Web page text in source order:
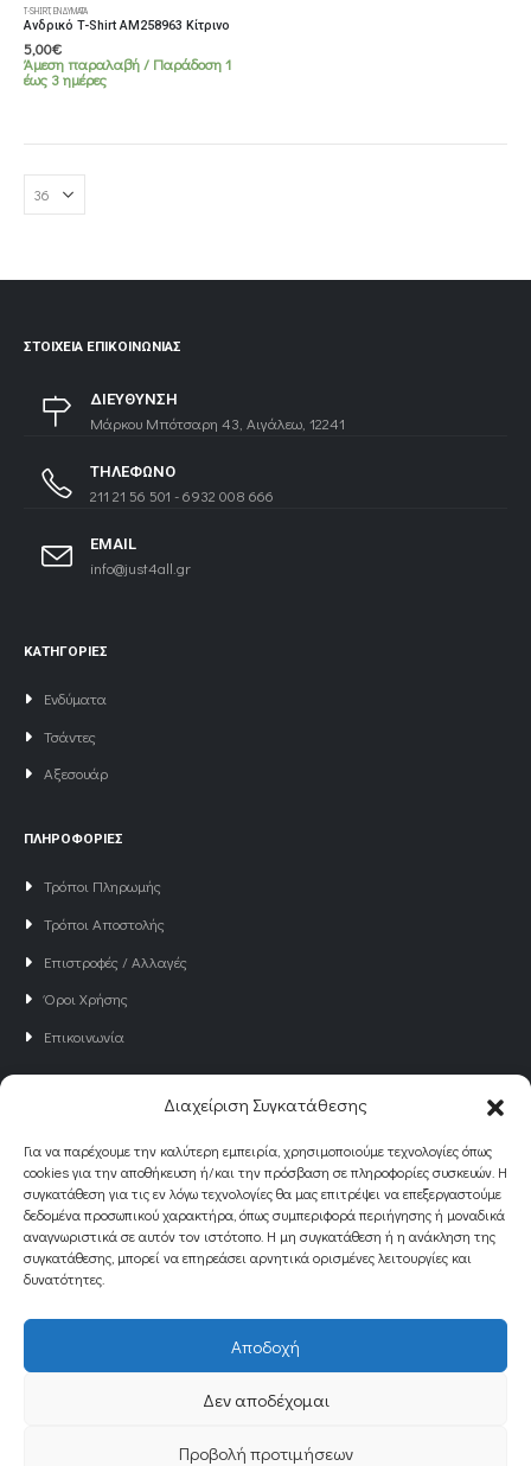
Διαχείριση Συγκατάθεσης
Για να παρέχουμε την καλύτερη εμπειρία, χρησιμοποιούμε τεχνολογίες όπως
cookies για την αποθήκευση ή/και την πρόσβαση σε πληροφορίες συσκευών. Η
συγκατάθεση για τις εν λόγω τεχνολογίες θα μας επιτρέψει να επεξεργαστούμε
δεδομένα προσωπικού χαρακτήρα, όπως συμπεριφορά περιήγησης ή μοναδικά
αναγνωριστικά σε αυτόν τον ιστότοπο. Η μη συγκατάθεση ή η ανάκληση της
συγκατάθεσης, μπορεί να επηρεάσει αρνητικά ορισμένες λειτουργίες και
δυνατότητες.
Αποδοχή
Δεν αποδέχομαι
Προβολή προτιμήσεων
το
προϊόν
έχει
πολλαπλές
Οι
μπορούν
να
σελίδα
T-SHIRT,ΕΝΔΎΜΑΤΑ
Ανδρικό T-Shirt AM258963 Κίτρινο
5,00€
Άμεση παραλαβή / Παράδoση 1
έως 3 ημέρες
ΣΤΟΙΧΕΊΑ ΕΠΙΚΟΙΝΩΝΊΑΣ
ΔΙΕΥΘΥΝΣΗ
Μάρκου Μπότσαρη 43, Αιγάλεω, 12241
ΤΗΛΕΦΩΝΟ
211 21 56 501 - 6932 008 666
EMAIL
info@just4all.gr
ΚΑΤΗΓΟΡΙΕΣ
Ενδύματα
Τσάντες
Αξεσουάρ
ΠΛΗΡΟΦΟΡΙΕΣ
Τρόποι Πληρωμής
Τρόποι Αποστολής
Επιστροφές / Αλλαγές
Όροι Χρήσης
Επικοινωνία
Γραφτείτε στο Newsletter του Just4all
για να ενημερώνεστε για νέα και προσφορές!
© Designed byeQuality.gr. All Rights Reserved